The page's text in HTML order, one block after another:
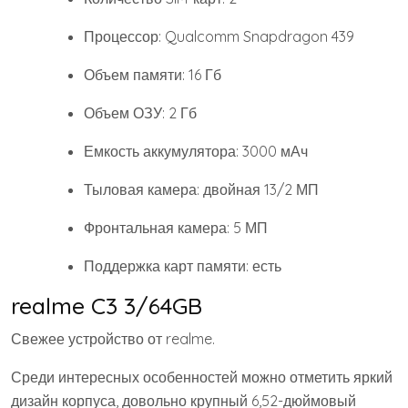
Процессор: Qualcomm Snapdragon 439
Объем памяти: 16 Гб
Объем ОЗУ: 2 Гб
Емкость аккумулятора: 3000 мАч
Тыловая камера: двойная 13/2 МП
Фронтальная камера: 5 МП
Поддержка карт памяти: есть
realme C3 3/64GB
Свежее устройство от realme.
Среди интересных особенностей можно отметить яркий
дизайн корпуса, довольно крупный 6,52-дюймовый